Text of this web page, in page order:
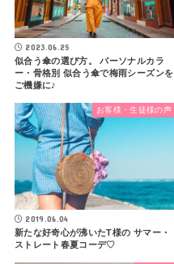
2023.06.25
似合う傘の選び方。 パーソナルカラ
ー・骨格別 似合う傘で梅雨シーズンを
ご機嫌に♪
お客様・生徒様の声
2019.06.04
新たな好奇心が沸いたT様の サマー・
ストレート春夏コーデ♡